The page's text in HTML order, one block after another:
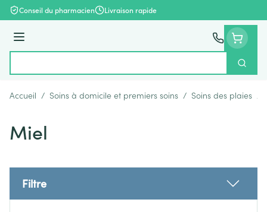
Aller au contenu
Conseil du pharmacien Livraison rapide
Menu
Accueil / Soins à domicile et premiers soins / Soins des plaies /
Miel
Filtre